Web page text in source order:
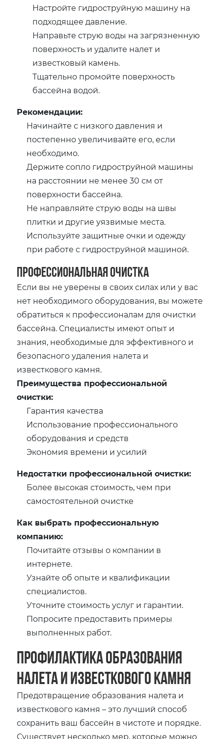
Настройте гидроструйную машину на
подходящее давление.
Направьте струю воды на загрязненную
поверхность и удалите налет и
известковый камень.
Тщательно промойте поверхность
бассейна водой.
Рекомендации:
Начинайте с низкого давления и
постепенно увеличивайте его, если
необходимо.
Держите сопло гидроструйной машины
на расстоянии не менее 30 см от
поверхности бассейна.
Не направляйте струю воды на швы
плитки и другие уязвимые места.
Используйте защитные очки и одежду
при работе с гидроструйной машиной.
Профессиональная очистка
Если вы не уверены в своих силах или у вас
нет необходимого оборудования, вы можете
обратиться к профессионалам для очистки
бассейна. Специалисты имеют опыт и
знания, необходимые для эффективного и
безопасного удаления налета и
известкового камня.
Преимущества профессиональной
очистки:
Гарантия качества
Использование профессионального
оборудования и средств
Экономия времени и усилий
Недостатки профессиональной очистки:
Более высокая стоимость, чем при
самостоятельной очистке
Как выбрать профессиональную
компанию:
Почитайте отзывы о компании в
интернете.
Узнайте об опыте и квалификации
специалистов.
Уточните стоимость услуг и гарантии.
Попросите предоставить примеры
выполненных работ.
Профилактика образования
налета и известкового камня
Предотвращение образования налета и
известкового камня – это лучший способ
сохранить ваш бассейн в чистоте и порядке.
Существует несколько мер, которые можно